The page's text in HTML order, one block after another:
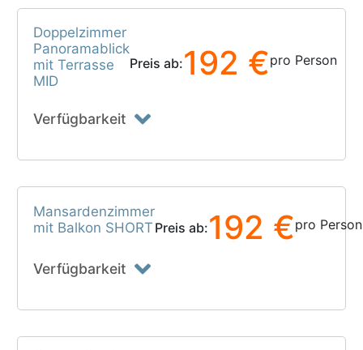
Doppelzimmer
Panoramablick
mit Terrasse
MID
Preis ab:192 €pro Person
Verfügbarkeit
Mansardenzimmer
mit Balkon SHORT Preis ab:192 €pro Person
Verfügbarkeit